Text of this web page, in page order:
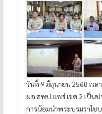
วันที่ 9 มิถุนายน 2568 เว
ผอ.สพป.แพร่ เขต 2 เป็นป
การน้อมนำพระบรมราโช